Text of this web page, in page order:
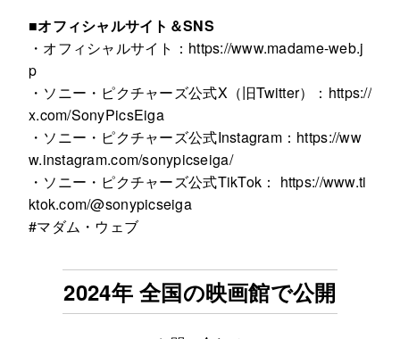
■オフィシャルサイト＆SNS
・オフィシャルサイト：https://www.madame-web.j
p
・ソニー・ピクチャーズ公式X（旧Twitter）：https://
x.com/SonyPicsEiga
・ソニー・ピクチャーズ公式Instagram：https://ww
w.instagram.com/sonypicseiga/
・ソニー・ピクチャーズ公式TikTok： https://www.ti
ktok.com/@sonypicseiga
#マダム・ウェブ
2024年 全国の映画館で公開